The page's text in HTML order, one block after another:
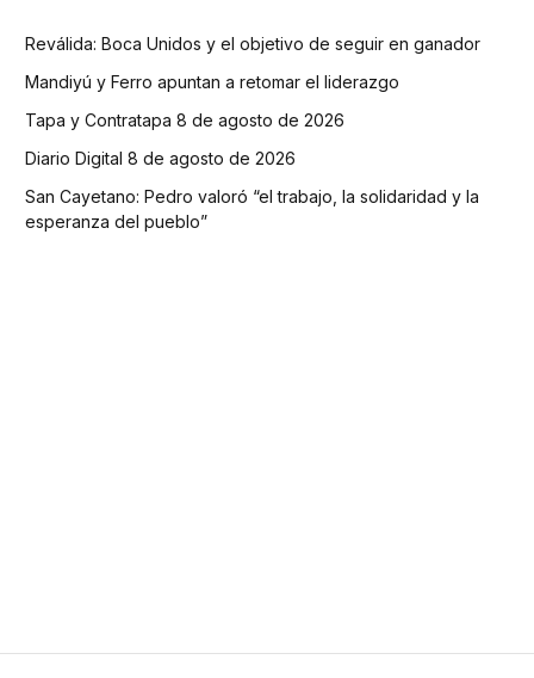
Reválida: Boca Unidos y el objetivo de seguir en ganador
Mandiyú y Ferro apuntan a retomar el liderazgo
Tapa y Contratapa 8 de agosto de 2026
Diario Digital 8 de agosto de 2026
San Cayetano: Pedro valoró “el trabajo, la solidaridad y la
esperanza del pueblo”